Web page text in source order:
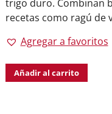
trigo duro. Combinan
recetas como ragú de
Agregar a favoritos
Añadir al carrito